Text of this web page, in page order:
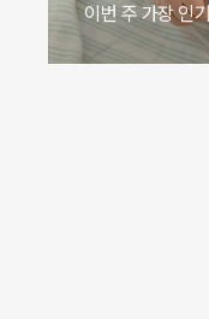
이번 주 가장 인